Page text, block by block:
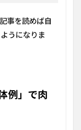
事を読めば自
うになりま
例」で肉